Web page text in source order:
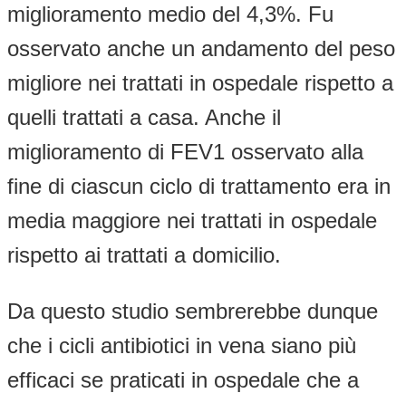
miglioramento medio del 4,3%. Fu
osservato anche un andamento del peso
migliore nei trattati in ospedale rispetto a
quelli trattati a casa. Anche il
miglioramento di FEV1 osservato alla
fine di ciascun ciclo di trattamento era in
media maggiore nei trattati in ospedale
rispetto ai trattati a domicilio.
Da questo studio sembrerebbe dunque
che i cicli antibiotici in vena siano più
efficaci se praticati in ospedale che a